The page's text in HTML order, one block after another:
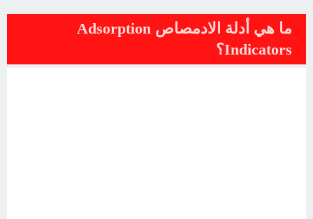
ما هي أدلة الادمصاص Adsorption
Indicators؟